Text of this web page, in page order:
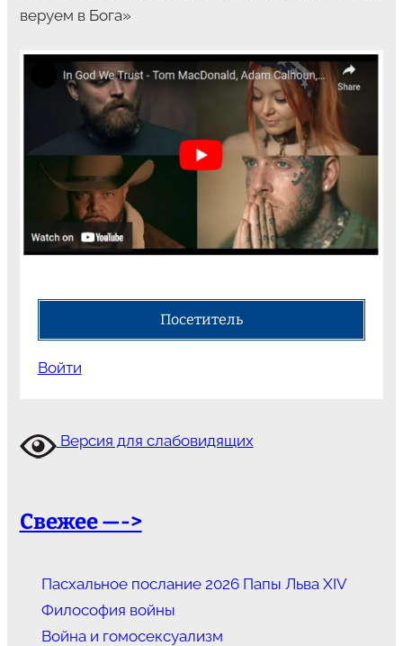
веруем в Бога»
Посетитель
Войти
Версия для слабовидящих
Свежее —->
Пасхальное послание 2026 Папы Льва XIV
Философия войны
Война и гомосексуализм